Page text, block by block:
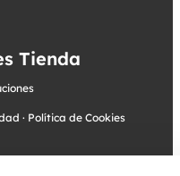
Tienda
· Política de Cookies